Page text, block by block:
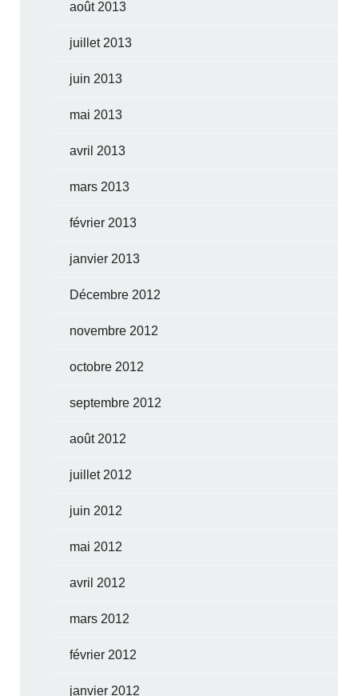
août 2013
juillet 2013
juin 2013
mai 2013
avril 2013
mars 2013
février 2013
janvier 2013
Décembre 2012
novembre 2012
octobre 2012
septembre 2012
août 2012
juillet 2012
juin 2012
mai 2012
avril 2012
mars 2012
février 2012
janvier 2012